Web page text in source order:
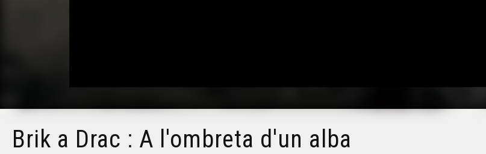
Brik a Drac : A l'ombreta d'un alba